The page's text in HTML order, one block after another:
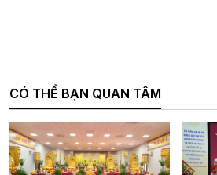
CÓ THỂ BẠN QUAN TÂM